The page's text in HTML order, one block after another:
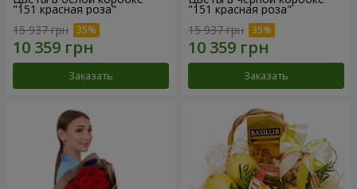
"151 красная роза"
15 937 грн
Заказать
"151 красная роза"
15 937 грн
Заказать